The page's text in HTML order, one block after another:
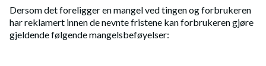
Dersom det foreligger en mangel ved tingen og forbrukeren
har reklamert innen de nevnte fristene kan forbrukeren gjøre
gjeldende følgende mangelsbeføyelser: